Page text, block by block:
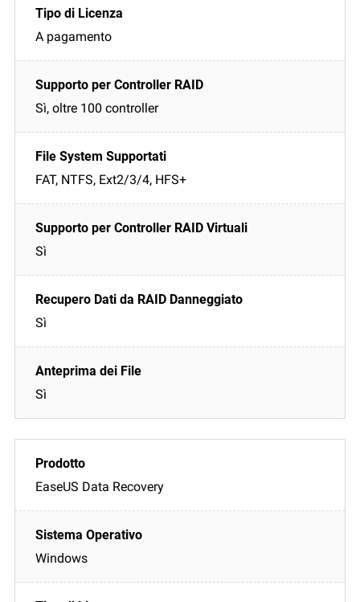
A pagamento
Sì, oltre 100 controller
FAT, NTFS, Ext2/3/4, HFS+
Sì
Sì
Sì
EaseUS Data Recovery
Windows